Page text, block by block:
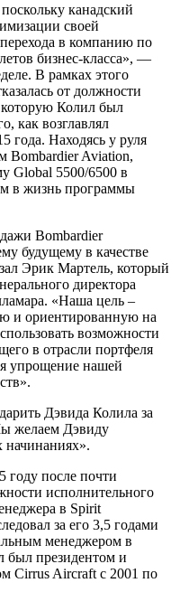
канадский
своей
в компанию по
бизнес-класса», —
В рамках этого
от должности
которую Колил был
как возглавлял
года. Находясь у руля
Bombardier Aviation,
Global 5500/6500 в
в жизнь программы
Bombardier
будущему в качестве
Эрик Мартель, который
директора
«Наша цель –
и ориентированную на
возможности
в отрасли портфеля
упрощение нашей
Дэвида Колила за
желаем Дэвиду
начинаниях».
году после почти
исполнительного
в Spirit
за его 3,5 годами
менеджером в
был президентом и
Cirrus Aircraft с 2001 по